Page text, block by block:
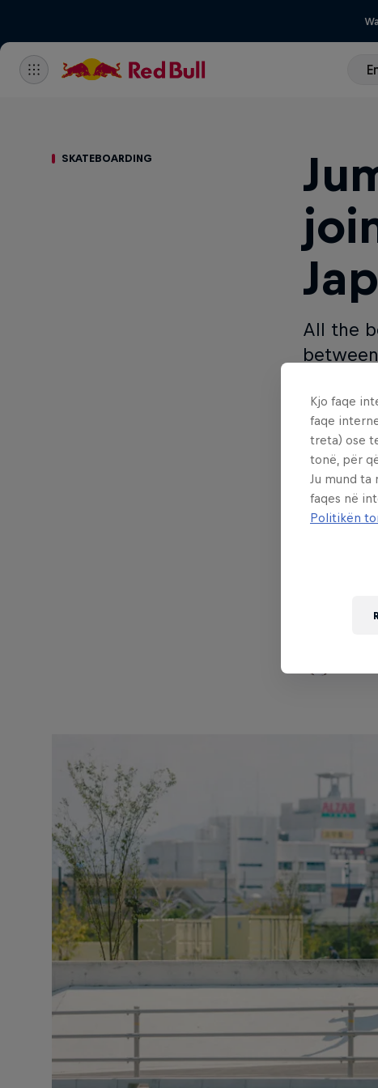
SKATEBOARDING
All the
Shkruar nga
2 min read
Part of this
Kjo faqe
faqe
treta) ose
tonë, për
Ju mund
faqes në
Politikën